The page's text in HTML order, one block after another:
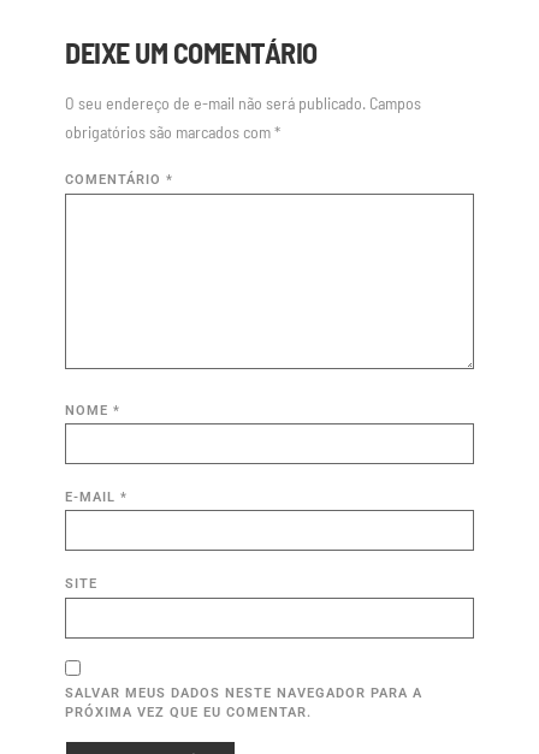
DEIXE UM COMENTÁRIO
O seu endereço de e-mail não será publicado. Campos
obrigatórios são marcados com*
COMENTÁRIO *
NOME *
E-MAIL *
SITE
SALVAR MEUS DADOS NESTE NAVEGADOR PARA A
PRÓXIMA VEZ QUE EU COMENTAR.